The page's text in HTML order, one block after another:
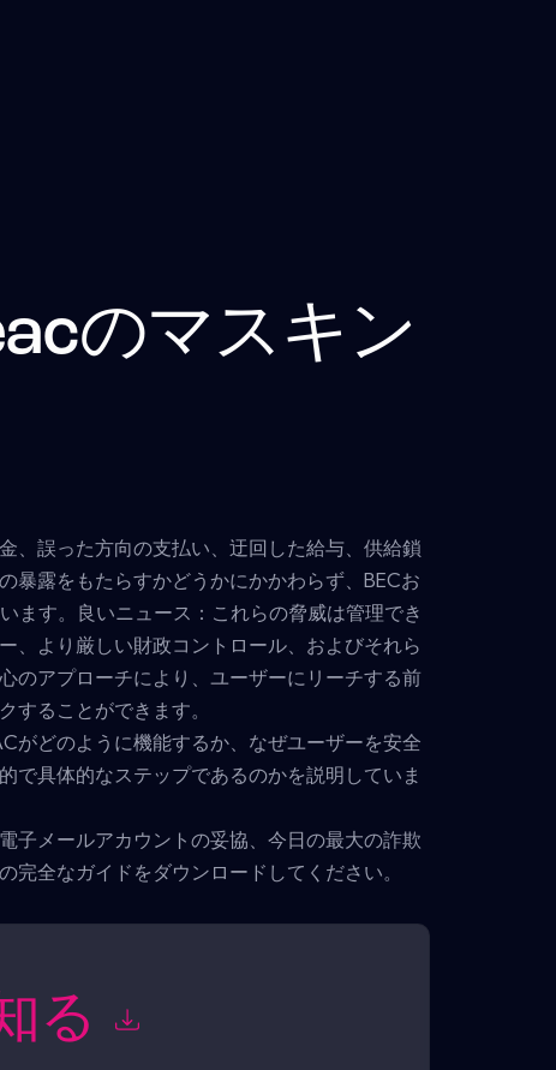
のマスキン
、誤った方向の支払い、迂回した給与、供給鎖
暴露をもたらすかどうかにかかわらず、BECお
ます。良いニュース：これらの脅威は管理でき
、より厳しい財政コントロール、およびそれら
のアプローチにより、ユーザーにリーチする前
することができます。
がどのように機能するか、なぜユーザーを安全
で具体的なステップであるのかを説明していま
子メールアカウントの妥協、今日の最大の詐欺
完全なガイドをダウンロードしてください。
る